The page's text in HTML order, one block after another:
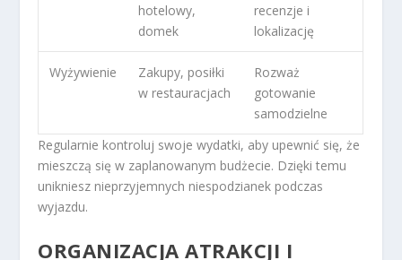
hotelowy,
domek
recenzje i
lokalizację
Wyżywienie
Zakupy, posiłki
w restauracjach
Rozważ
gotowanie
samodzielne
Regularnie kontroluj swoje wydatki, aby upewnić się, że
mieszczą się w zaplanowanym budżecie. Dzięki temu
unikniesz nieprzyjemnych niespodzianek podczas
wyjazdu.
ORGANIZACJA ATRAKCJI I